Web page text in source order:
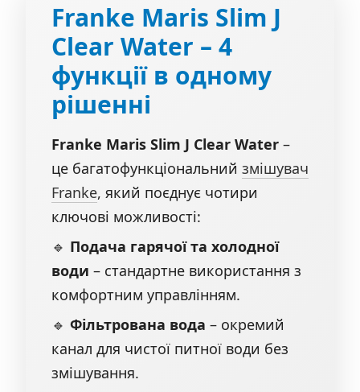
Franke Maris Slim J
Clear Water – 4
функції в одному
рішенні
Franke Maris Slim J Clear Water –
це багатофункціональний змішувач
Franke, який поєднує чотири
ключові можливості:
🔹 Подача гарячої та холодної
води – стандартне використання з
комфортним управлінням.
🔹 Фільтрована вода – окремий
канал для чистої питної води без
змішування.